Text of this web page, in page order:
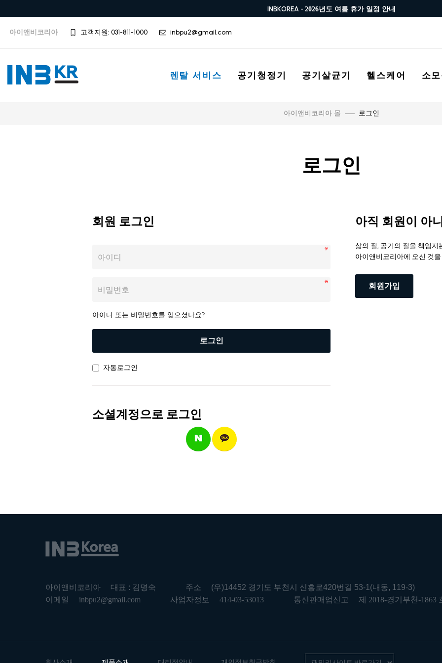
INBKOREA - 2026년도 여름 휴가 일정 안내
아이앤비코리아 고객지원: 031-811-1000 inbpu2@gmail.com
렌탈 서비스 공기청정기 공기살균기 헬스케어 소
아이앤비코리아 몰 로그인
로그인
회원 로그인
아이디 또는 비밀번호를 잊으셨나요?
로그인
자동로그인
소셜계정으로 로그인
아직 회원이 아
삶의 질, 공기의 질을 책임지
아이앤비코리아에 오신 것
회원가입
아이앤비코리아 대표 : 김명숙 주소 (우)14452 경기도 부천시 신흥로420번길 53-1(내동, 119-3)
이메일
inbpu2@gmail.com 사업자정보 414-03-53013 통신판매업신고 제 2018-경기부천-1863